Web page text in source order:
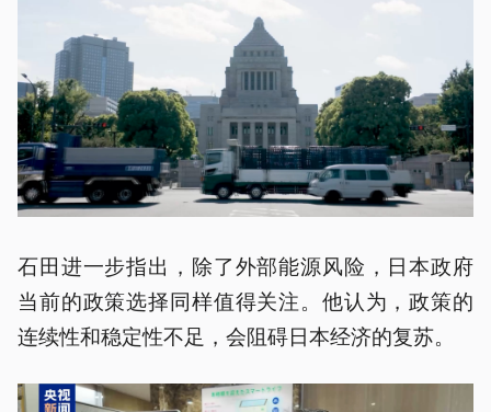
石田进一步指出，除了外部能源风险，日本政府
当前的政策选择同样值得关注。他认为，政策的
连续性和稳定性不足，会阻碍日本经济的复苏。